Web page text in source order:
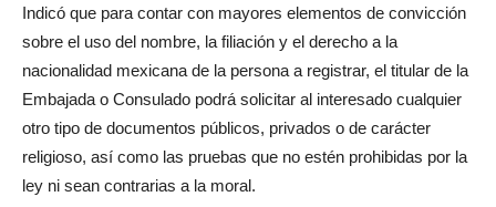
Indicó que para contar con mayores elementos de convicción
sobre el uso del nombre, la filiación y el derecho a la
nacionalidad mexicana de la persona a registrar, el titular de la
Embajada o Consulado podrá solicitar al interesado cualquier
otro tipo de documentos públicos, privados o de carácter
religioso, así como las pruebas que no estén prohibidas por la
ley ni sean contrarias a la moral.